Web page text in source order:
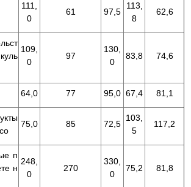
111,
0
61 97,5
113,
8
62,6
109,
0
97
130,
0
83,8 74,6
64,0 77 95,0 67,4 81,1
75,0 85 72,5
103,
5
117,2
п
н
248,
0
270
330,
0
75,2 81,8